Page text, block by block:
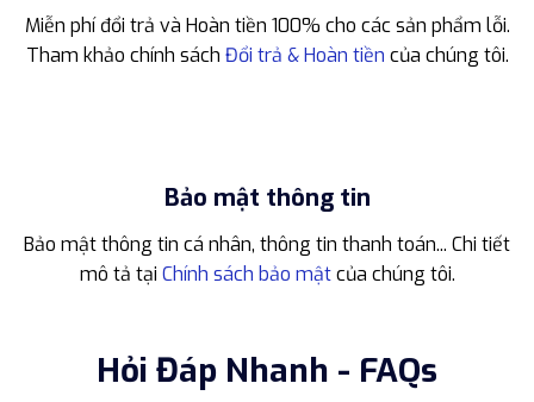
Miễn phí đổi trả và Hoàn tiền 100% cho các sản phẩm lỗi.
Tham khảo chính sách Đổi trả & Hoàn tiền của chúng tôi.
Bảo mật thông tin
Bảo mật thông tin cá nhân, thông tin thanh toán... Chi tiết
mô tả tại Chính sách bảo mậtcủa chúng tôi.
Hỏi Đáp Nhanh - FAQs